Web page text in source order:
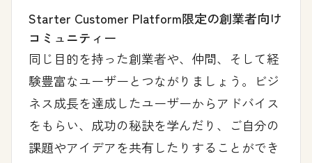
Starter Customer Platform限定の創業者向け
コミュニティー
同じ目的を持った創業者や、仲間、そして経
験豊富なユーザーとつながりましょう。ビジ
ネス成長を達成したユーザーからアドバイス
をもらい、成功の秘訣を学んだり、ご自分の
課題やアイデアを共有したりすることができ